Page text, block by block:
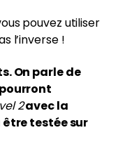
pouvez utiliser
l’inverse !
On parle de
2avec la
testée sur